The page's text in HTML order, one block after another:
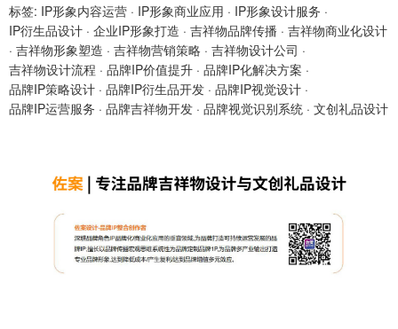
标签: IP形象内容运营 · IP形象商业应用 · IP形象设计服务 ·
IP衍生品设计 · 企业IP形象打造 · 吉祥物品牌传播 · 吉祥物商业化设计
· 吉祥物形象塑造 · 吉祥物营销策略 · 吉祥物设计公司 ·
吉祥物设计流程 · 品牌IP价值提升 · 品牌IP化解决方案 ·
品牌IP策略设计 · 品牌IP衍生品开发 · 品牌IP视觉设计 ·
品牌IP运营服务 · 品牌吉祥物开发 · 品牌视觉识别系统 · 文创礼品设计